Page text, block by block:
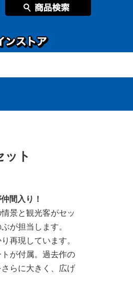
ット
間入り！
景と観光客がセッ
が担当します。
再現しています。
が付属。過去作の
らに大きく、広げ